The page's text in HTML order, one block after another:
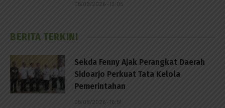
05/08/2026 - 13:05
BERITA TERKINI
Sekda Fenny Ajak Perangkat Daerah
Sidoarjo Perkuat Tata Kelola
Pemerintahan
05/08/2026 - 16:51